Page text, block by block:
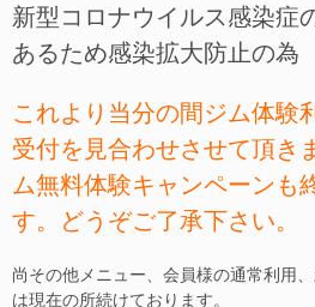
新型コロナウイルス感染症
あるため感染拡大防止の為
これより当分の間ジム体験
受付を見合わせさせて頂き
ム無料体験キャンペーンも
す。どうぞご了承下さい。
尚その他メニュー、会員様の通常利用
は現在の所続けております。